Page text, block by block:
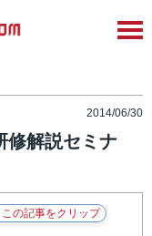
2014/06/30
修解説セミナ